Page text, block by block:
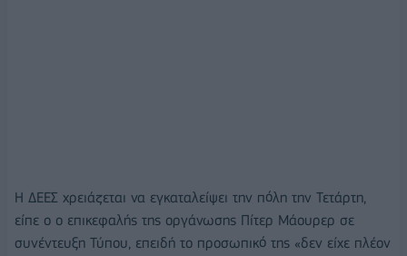
Η ΔΕΕΣ χρειάζεται να εγκαταλείψει την πόλη την Τετάρτη,
είπε ο ο επικεφαλής της οργάνωσης Πίτερ Μάουρερ σε
συνέντευξη Τύπου, επειδή το προσωπικό της «δεν είχε πλέον